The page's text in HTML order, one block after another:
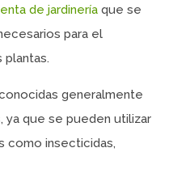
de jardinería que se
para el
generalmente
ya que se pueden utilizar
como insecticidas,